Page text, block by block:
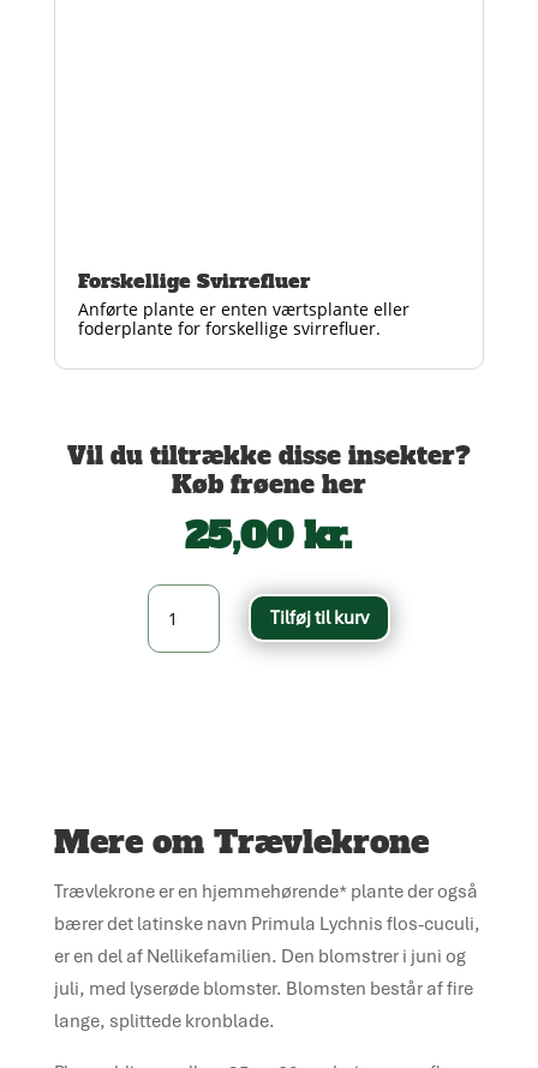
Forskellige Svirrefluer
Anførte plante er enten værtsplante eller
foderplante for forskellige svirrefluer.
Vil du tiltrække disse insekter?
Køb frøene her
25,00kr.
Trævlekrone
Lychnis
Tilføj til kurv
Mere om Trævlekrone
Trævlekrone er en hjemmehørende* plante der også
bærer det latinske navn Primula Lychnis flos-cuculi,
er en del af Nellikefamilien. Den blomstrer i juni og
juli, med lyserøde blomster. Blomsten består af fire
lange, splittede kronblade.